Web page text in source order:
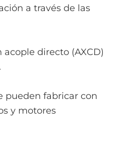
a través de las
acople directo (AXCD)
pueden fabricar con
y motores